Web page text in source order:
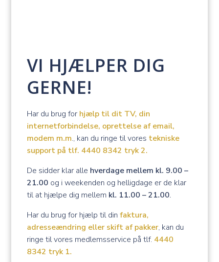
VI HJÆLPER DIG
GERNE!
Har du brug for hjælp til dit TV, din
internetforbindelse, oprettelse af email,
modem m.m., kan du ringe til vores tekniske
support på tlf. 4440 8342 tryk 2.
De sidder klar alle hverdage mellem kl. 9.00 –
21.00 og i weekenden og helligdage er de klar
til at hjælpe dig mellem kl. 11.00 – 21.00.
Har du brug for hjælp til din faktura,
adresseændring eller skift af pakker, kan du
ringe til vores medlemsservice på tlf. 4440
8342 tryk 1.